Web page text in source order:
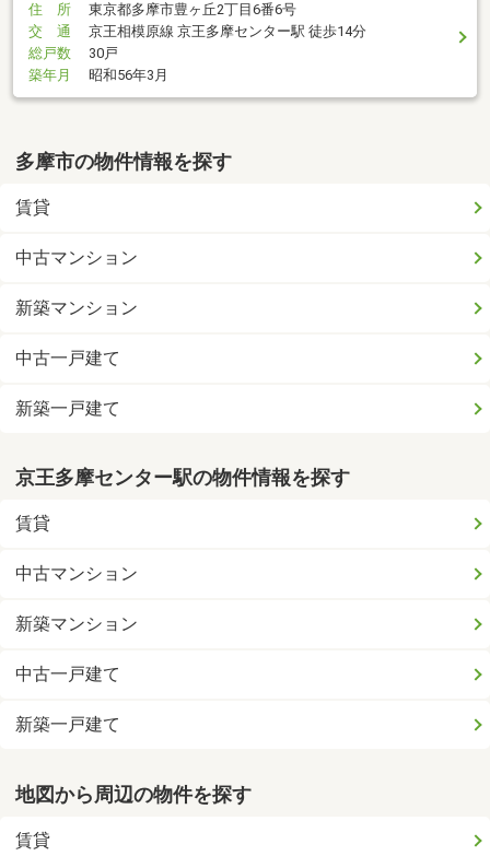
住 所
東京都多摩市豊ヶ丘2丁目6番6号
交 通
京王相模原線 京王多摩センター駅 徒歩14分
総戸数
30戸
築年月
昭和56年3月
多摩市の物件情報を探す
賃貸
中古マンション
新築マンション
中古一戸建て
新築一戸建て
京王多摩センター駅の物件情報を探す
賃貸
中古マンション
新築マンション
中古一戸建て
新築一戸建て
地図から周辺の物件を探す
賃貸